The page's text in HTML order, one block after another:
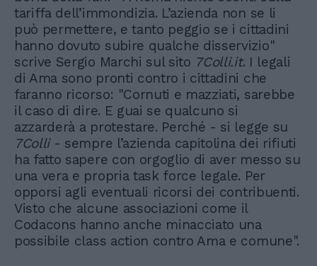
tariffa dell’immondizia. L’azienda non se li
può permettere, e tanto peggio se i cittadini
hanno dovuto subire qualche disservizio"
scrive Sergio Marchi sul sito 7Colli.it. I legali
di Ama sono pronti contro i cittadini che
faranno ricorso: "Cornuti e mazziati, sarebbe
il caso di dire. E guai se qualcuno si
azzarderà a protestare. Perché - si legge su
7Colli - sempre l’azienda capitolina dei rifiuti
ha fatto sapere con orgoglio di aver messo su
una vera e propria task force legale. Per
opporsi agli eventuali ricorsi dei contribuenti.
Visto che alcune associazioni come il
Codacons hanno anche minacciato una
possibile class action contro Ama e comune".